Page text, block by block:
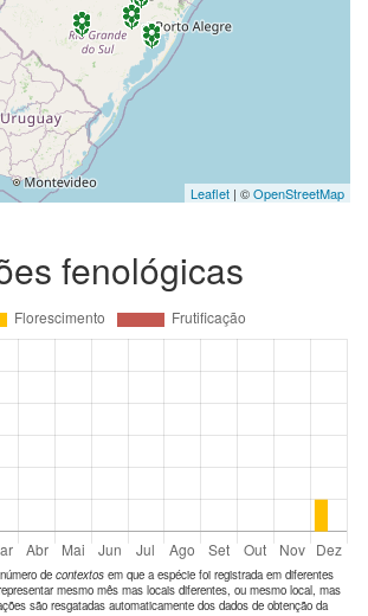
Leaflet | ©OpenStreetMap
fenológicas
de contextos em que a espécie foi registrada em diferentes
mesmo mês mas locais diferentes, ou mesmo local, mas
são resgatadas automaticamente dos dados de obtenção da